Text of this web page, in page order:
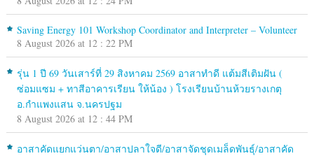
Saving Energy 101 Workshop Coordinator and Interpreter – Volunteer
8 August 2026 at 12 : 22 PM
รุ่น 1 ปี 69 วันเสาร์ที่ 29 สิงหาคม 2569 อาสาทำดี แต้มสีเติมฝัน (
ซ่อมแซม + ทาสีอาคารเรียน ให้น้อง ) โรงเรียนบ้านห้วยรางเกตุ
อ.กำแพงแสน จ.นครปฐม
8 August 2026 at 12 : 44 PM
อาสาคัดแยกแว่นตา/อาสาปลาใจดี/อาสาจัดชุดเมล็ดพันธุ์/อาสาคัด